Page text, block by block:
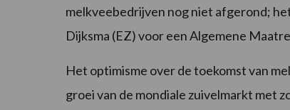
melkveebedrijven nog niet afgerond;
Dijksma (EZ) voor een Algemene
Het optimisme over de toekomst van
groei van de mondiale zuivelmarkt met